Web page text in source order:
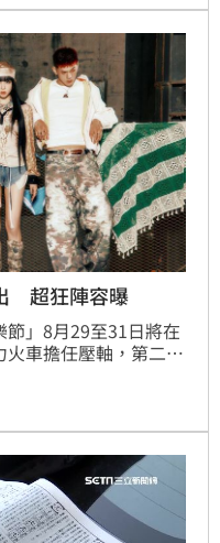
，嗨到晚上10點。
超狂陣容曝
」8月29至31日將在
車擔任壓軸，第二天
等，重量級的